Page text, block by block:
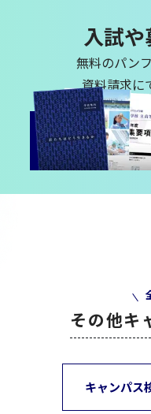
入試や
無料のパン
資料請求に
その他キ
キャンパス